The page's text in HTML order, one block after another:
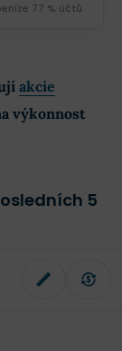
77 % účtů.
akcie
výkonnost
5